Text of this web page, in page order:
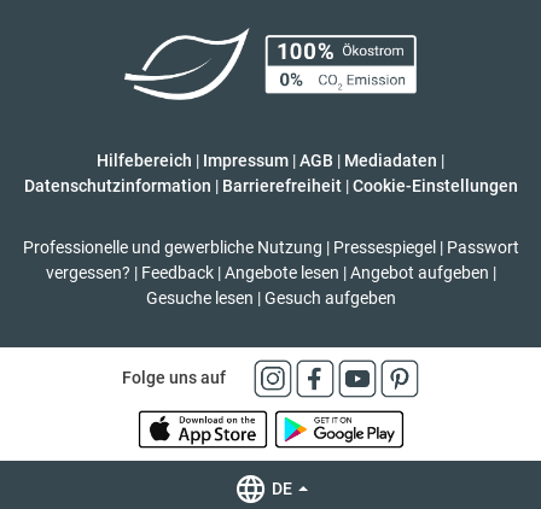
Hilfebereich | Impressum |AGB | Mediadaten |
Datenschutzinformation | Barrierefreiheit | Cookie-Einstellungen
Professionelle und gewerbliche Nutzung | Pressespiegel | Passwort
vergessen? | Feedback | Angebote lesen | Angebot aufgeben |
Gesuche lesen | Gesuch aufgeben
Folge uns auf
DE